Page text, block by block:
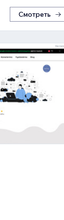
Смотреть